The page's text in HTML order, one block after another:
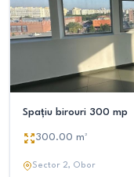
Spațiu birouri 300 mp
300.00 m²
Sector 2, Obor